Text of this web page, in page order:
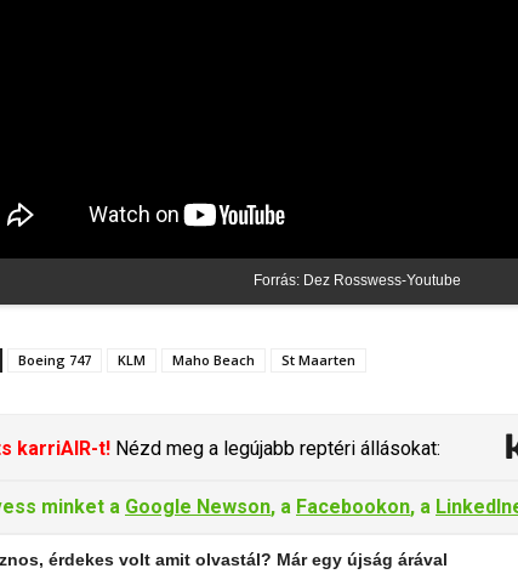
Forrás: Dez Rosswess-Youtube
Boeing 747 KLM Maho Beach St Maarten
karriAIR-t! Nézd meg a legújabb reptéri állásokat:
minket a Google Newson, a Facebookon, a
érdekes volt amit olvastál? Már egy újság árával